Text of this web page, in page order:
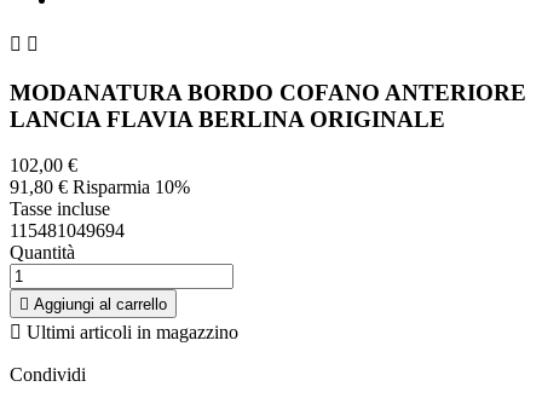
 
MODANATURA BORDO COFANO ANTERIORE
LANCIA FLAVIA BERLINA ORIGINALE
102,00 €
91,80 € Risparmia 10%
Tasse incluse
115481049694
Quantità
 Aggiungi al carrello
 Ultimi articoli in magazzino
Condividi